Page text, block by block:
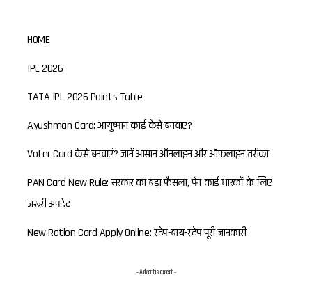
HOME
IPL 2026
TATA IPL 2026 Points Table
Ayushman Card: आयुष्मान कार्ड कैसे बनवाएं?
Voter Card कैसे बनवाएं? जानें आसान ऑनलाइन और ऑफलाइन तरीका
PAN Card New Rule: सरकार का बड़ा फैसला, पैन कार्ड धारकों के लिए
जरूरी अपडेट
New Ration Card Apply Online: स्टेप-बाय-स्टेप पूरी जानकारी
- Advertisement -